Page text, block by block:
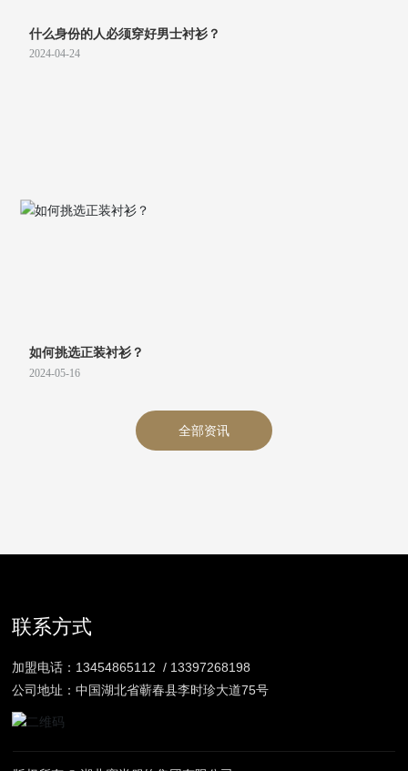
什么身份的人必须穿好男士衬衫？
2024-04-24
如何挑选正装衬衫？
2024-05-16
全部资讯
联系方式
加盟电话： 13454865112 / 13397268198
公司地址：中国湖北省蕲春县李时珍大道75号